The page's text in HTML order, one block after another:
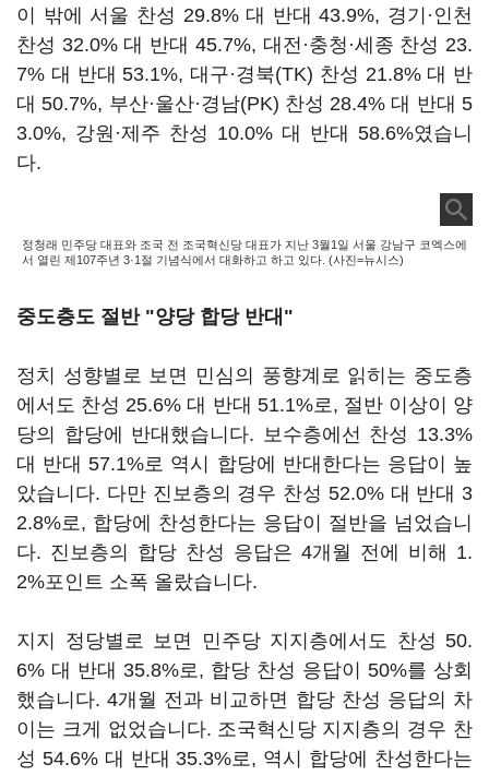
이 밖에 서울 찬성 29.8% 대 반대 43.9%, 경기·인천
찬성 32.0% 대 반대 45.7%, 대전·충청·세종 찬성 23.
7% 대 반대 53.1%, 대구·경북(TK) 찬성 21.8% 대 반
대 50.7%, 부산·울산·경남(PK) 찬성 28.4% 대 반대 5
3.0%, 강원·제주 찬성 10.0% 대 반대 58.6%였습니
다.
정청래 민주당 대표와 조국 전 조국혁신당 대표가 지난 3월1일 서울 강남구 코엑스에
서 열린 제107주년 3·1절 기념식에서 대화하고 하고 있다. (사진=뉴시스)
중도층도 절반 "양당 합당 반대"
정치 성향별로 보면 민심의 풍향계로 읽히는 중도층
에서도 찬성 25.6% 대 반대 51.1%로, 절반 이상이 양
당의 합당에 반대했습니다. 보수층에선 찬성 13.3%
대 반대 57.1%로 역시 합당에 반대한다는 응답이 높
았습니다. 다만 진보층의 경우 찬성 52.0% 대 반대 3
2.8%로, 합당에 찬성한다는 응답이 절반을 넘었습니
다. 진보층의 합당 찬성 응답은 4개월 전에 비해 1.
2%포인트 소폭 올랐습니다.
지지 정당별로 보면 민주당 지지층에서도 찬성 50.
6% 대 반대 35.8%로, 합당 찬성 응답이 50%를 상회
했습니다. 4개월 전과 비교하면 합당 찬성 응답의 차
이는 크게 없었습니다. 조국혁신당 지지층의 경우 찬
성 54.6% 대 반대 35.3%로, 역시 합당에 찬성한다는